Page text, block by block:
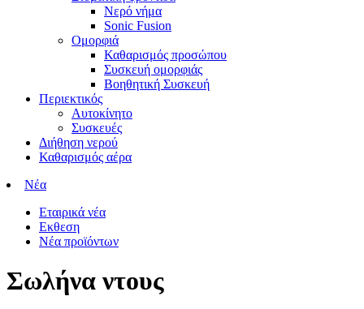
Νερό νήμα
Sonic Fusion
Ομορφιά
Καθαρισμός προσώπου
Συσκευή ομορφιάς
Βοηθητική Συσκευή
Περιεκτικός
Αυτοκίνητο
Συσκευές
Διήθηση νερού
Καθαρισμός αέρα
Νέα
Εταιρικά νέα
Εκθεση
Νέα προϊόντων
Σωλήνα ντους